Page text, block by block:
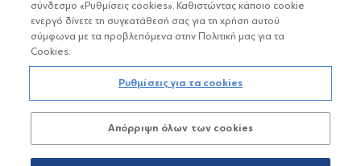
Αποστολή Βιογραφικών
ΜΕΛΛΟΝΤΙΚΕΣ
Copyright © Eurobank ΑΕΔΑΚ
Προστασία Προσωπικών Δεδομένων
Όροι χρήσης
σύνδεσμο «Ρυθμίσεις cookies». Καθιστώντας κάποιο cookie
ενεργό δίνετε τη συγκατάθεσή σας για τη χρήση αυτού
σύμφωνα με τα προβλεπόμενα στην Πολιτική μας για τα
Cookies.
Ρυθμίσεις για τα cookies
Απόρριψη όλων των cookies